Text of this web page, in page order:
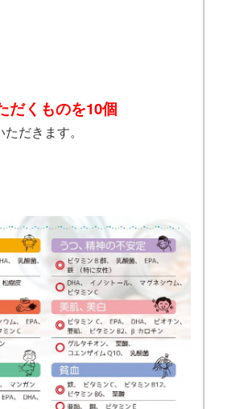
だくものを10個
だきます。